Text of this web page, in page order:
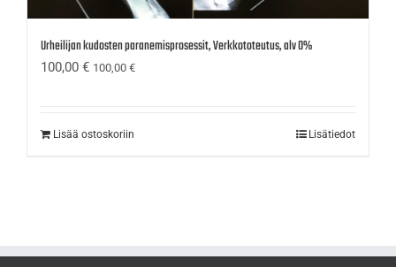
Urheilijan kudosten paranemisprosessit, Verkkototeutus, alv 0%
100,00 € 100,00 €
Lisää ostoskoriin Lisätiedot